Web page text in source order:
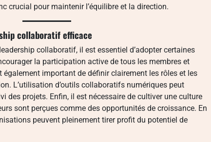
crucial pour maintenir l’équilibre et la direction.
collaboratif efficace
collaboratif, il est essentiel d’adopter certaines
la participation active de tous les membres et
important de définir clairement les rôles et les
L’utilisation d’outils collaboratifs numériques peut
des projets. Enfin, il est nécessaire de cultiver une culture
sont perçues comme des opportunités de croissance. En
peuvent pleinement tirer profit du potentiel de